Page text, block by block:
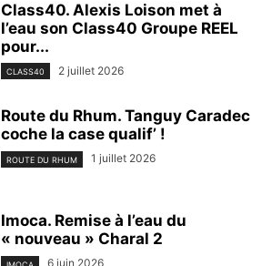
Class40. Alexis Loison met à
l’eau son Class40 Groupe REEL
pour...
CLASS40 2 juillet 2026
Route du Rhum. Tanguy Caradec
coche la case qualif’ !
ROUTE DU RHUM 1 juillet 2026
Imoca. Remise à l’eau du
« nouveau » Charal 2
6 juin 2026